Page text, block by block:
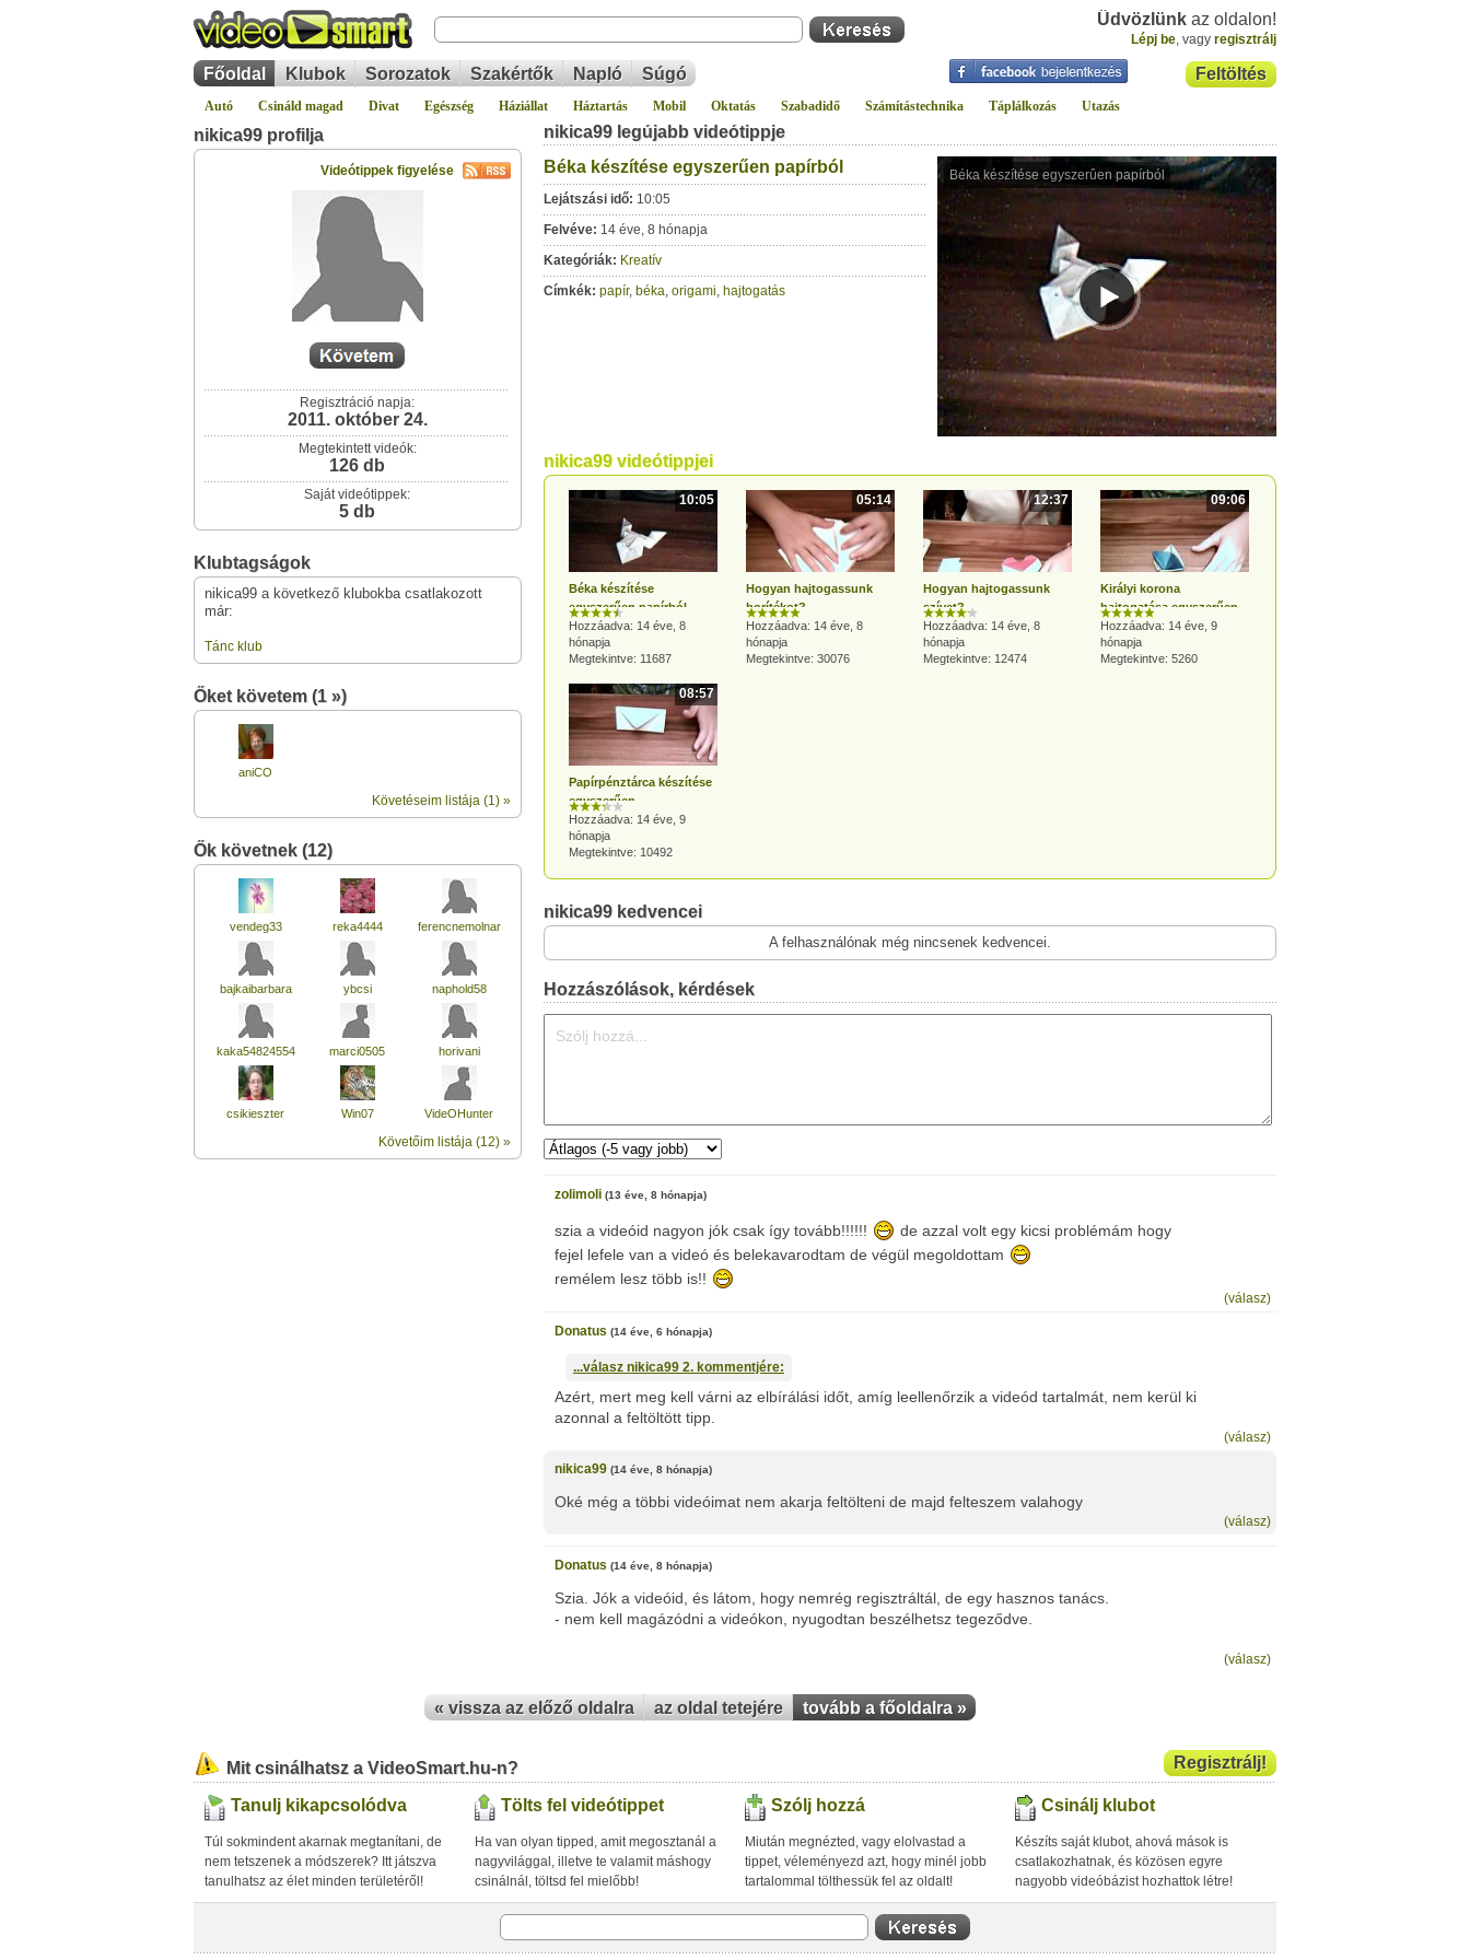
Üdvözlünk az oldalon!
Lépj be, vagy regisztrálj
Feltöltés
Főoldal Klubok Sorozatok Szakértők Napló Súgó
Autó Csináld magad Divat Egészség Háziállat Háztartás Mobil Oktatás Szabadidő Számítástechnika Táplálkozás Utazás
nikica99 profilja
Videótippek figyelése
Regisztráció napja:
2011. október 24.
Megtekintett videók:
126 db
Saját videótippek:
5 db
Klubtagságok
nikica99 a következő klubokba csatlakozott
már:
Tánc klub
Őket követem (1 »)
aniCO
Követéseim listája (1) »
Ők követnek (12)
vendeg33 reka4444 ferencnemolnar
bajkaibarbara ybcsi naphold58
kaka54824554 marci0505 horivani
csikieszter Win07 VideOHunter
Követőim listája (12) »
nikica99 legújabb videótippje
Béka készítése egyszerűen papírból
Lejátszási idő: 10:05
Felvéve: 14 éve, 8 hónapja
Kategóriák: Kreatív
Címkék: papír, béka, origami, hajtogatás
nikica99 videótippjei
Béka készítése
egyszerűen papírból
10:05
Hozzáadva: 14 éve, 8
hónapja
Megtekintve: 11687
Hogyan hajtogassunk
borítékot?
05:14
Hozzáadva: 14 éve, 8
hónapja
Megtekintve: 30076
Hogyan hajtogassunk
szívet?
12:37
Hozzáadva: 14 éve, 8
hónapja
Megtekintve: 12474
Királyi korona
hajtogatása egyszerűen
09:06
Hozzáadva: 14 éve, 9
hónapja
Megtekintve: 5260
Papírpénztárca készítése
egyszerűen
08:57
Hozzáadva: 14 éve, 9
hónapja
Megtekintve: 10492
nikica99 kedvencei
A felhasználónak még nincsenek kedvencei.
Hozzászólások, kérdések
zolimoli (13 éve, 8 hónapja)
szia a videóid nagyon jók csak így tovább!!!!!!
de azzal volt egy kicsi problémám hogy
fejel lefele van a videó és belekavarodtam de végül megoldottam
remélem lesz több is!!
(válasz)
Donatus (14 éve, 6 hónapja)
...válasz nikica99 2. kommentjére:
Azért, mert meg kell várni az elbírálási időt, amíg leellenőrzik a videód tartalmát, nem kerül ki
azonnal a feltöltött tipp.
(válasz)
nikica99 (14 éve, 8 hónapja)
Oké még a többi videóimat nem akarja feltölteni de majd felteszem valahogy
(válasz)
Donatus (14 éve, 8 hónapja)
Szia. Jók a videóid, és látom, hogy nemrég regisztráltál, de egy hasznos tanács.
- nem kell magázódni a videókon, nyugodtan beszélhetsz tegeződve.
(válasz)
« vissza az előző oldalra az oldal tetejére tovább a főoldalra »
Regisztrálj!
Mit csinálhatsz a VideoSmart.hu-n?
Tanulj kikapcsolódva
Túl sokmindent akarnak megtanítani, de
nem tetszenek a módszerek? Itt játszva
tanulhatsz az élet minden területéről!
Tölts fel videótippet
Ha van olyan tipped, amit megosztanál a
nagyvilággal, illetve te valamit máshogy
csinálnál, töltsd fel mielőbb!
Szólj hozzá
Miután megnézted, vagy elolvastad a
tippet, véleményezd azt, hogy minél jobb
tartalommal tölthessük fel az oldalt!
Csinálj klubot
Készíts saját klubot, ahová mások is
csatlakozhatnak, és közösen egyre
nagyobb videóbázist hozhattok létre!